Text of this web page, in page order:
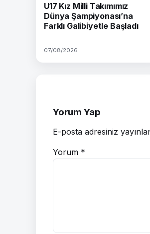
U17 Kız Milli Takımımız
Dünya Şampiyonası’na
Farklı Galibiyetle Başladı
07/08/2026
Yorum Yap
E-posta adresiniz
Yorum *